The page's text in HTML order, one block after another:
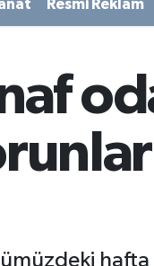
Resmi Reklam